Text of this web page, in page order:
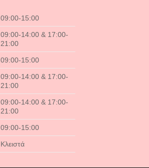
09:00-15:00
09:00-14:00 & 17:00-
21:00
09:00-15:00
09:00-14:00 & 17:00-
21:00
09:00-14:00 & 17:00-
21:00
09:00-15:00
Κλειστά